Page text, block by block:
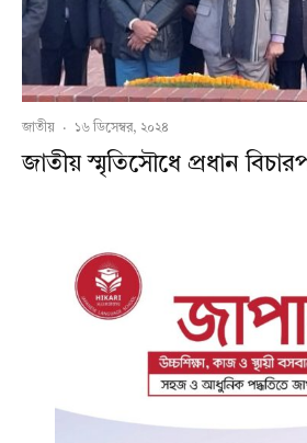
জাতীয় · ১৬ ডিসেম্বর, ২০২৪
জাতীয় স্মৃতিসৌধে প্রধান